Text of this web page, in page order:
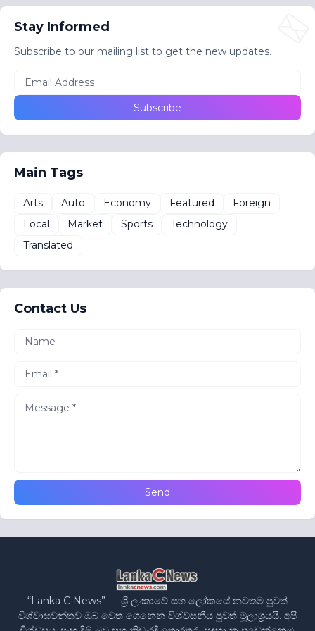
Stay Informed
Subscribe to our mailing list to get the new updates.
Main Tags
Arts Auto Economy Featured
Foreign
Local
Market Sports
Technology
Translated
Contact Us
“Lanka C News” — ශ්‍රී ලංකාවේ සහ ලෝකයේ නවතම පුවත්
විශ්වාසවන්තව ඔබ වෙත ගෙනෙන විශ්වසනීය පුවත් මූලාශ්‍රයයි. අපි